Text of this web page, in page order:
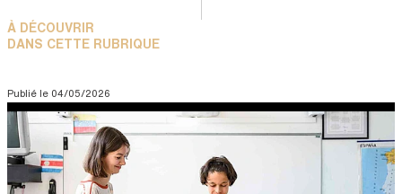
À DÉCOUVRIR
DANS CETTE RUBRIQUE
Publié le 04/05/2026
Visuel
Image